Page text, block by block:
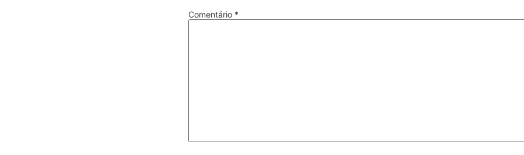
Comentário *